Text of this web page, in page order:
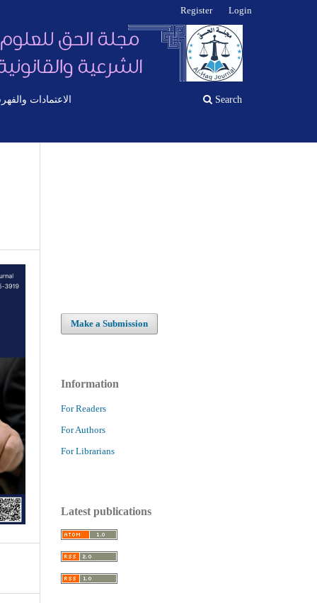
الاعتمادات Search
Register Login
Make a Submission
Information
For Readers
For Authors
For Librarians
Latest publications